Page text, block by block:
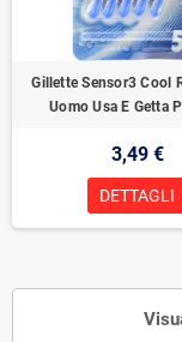
Gillette Sensor3 Cool
Uomo Usa E Getta
3,49 €
DETTAGLI